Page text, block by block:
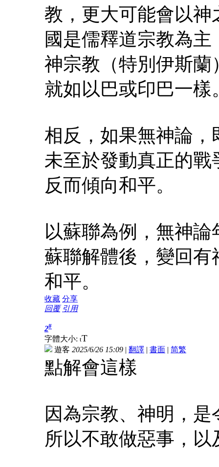
教，更大可能會以
國是儒釋道宗教為
神宗教（特別伊斯
就如以巴或印巴一樣
相反，如果無神論
未至於發動真正的
反而傾向和平。
以蘇聯為例，無神
蘇聯解體後，變回
和平。
收藏 分享
回覆 引用
2#
字體大小: tT
遊客 2025/6/26 15:09 | 翻譯 | 書面 | 简繁
點解會這樣
因為宗教、神明，
所以不敢做惡事，